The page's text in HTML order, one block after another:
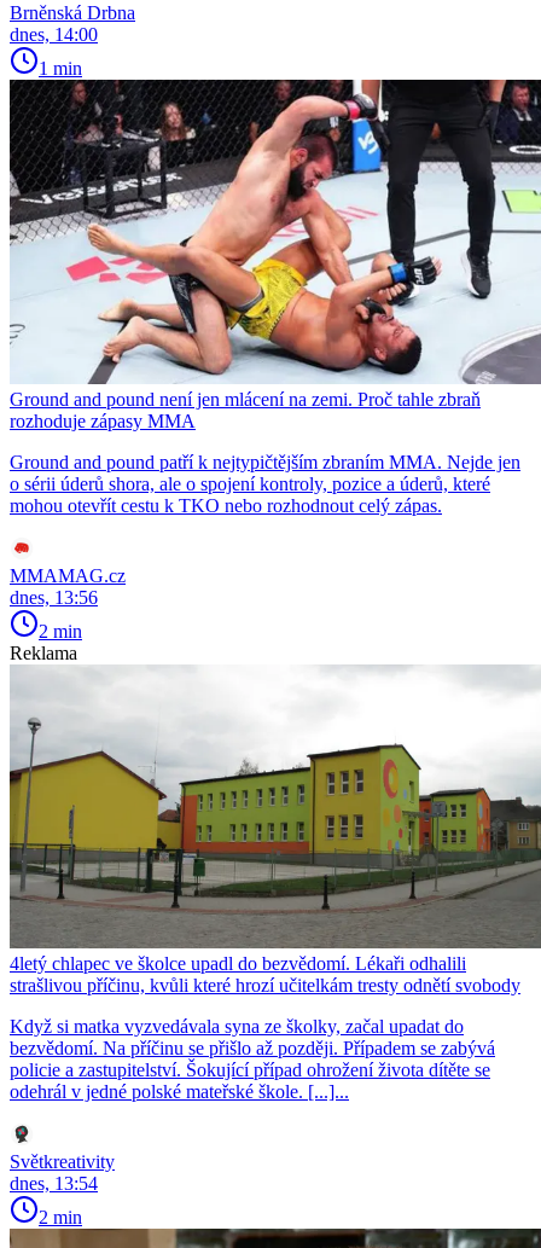
Brněnská Drbna
dnes, 14:00
1 min
Ground and pound není jen mlácení na zemi. Proč tahle zbraň
rozhoduje zápasy MMA
Ground and pound patří k nejtypičtějším zbraním MMA. Nejde jen
o sérii úderů shora, ale o spojení kontroly, pozice a úderů, které
mohou otevřít cestu k TKO nebo rozhodnout celý zápas.
MMAMAG.cz
dnes, 13:56
2 min
Reklama
4letý chlapec ve školce upadl do bezvědomí. Lékaři odhalili
strašlivou příčinu, kvůli které hrozí učitelkám tresty odnětí svobody
Když si matka vyzvedávala syna ze školky, začal upadat do
bezvědomí. Na příčinu se přišlo až později. Případem se zabývá
policie a zastupitelství. Šokující případ ohrožení života dítěte se
odehrál v jedné polské mateřské škole. [...]...
Světkreativity
dnes, 13:54
2 min